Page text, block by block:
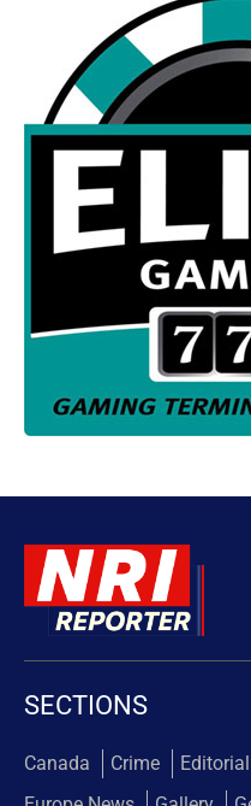
SECTIONS
Canada Crime Editorial